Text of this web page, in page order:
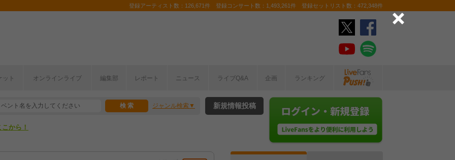
登録アーティスト数：126,671件 登録コンサート数：1,493,261件 登録セットリスト数：472,348件
ット オンラインライブ 編集部 レポート ニュース ライブQ&A 企画 ランキング
ジャンル検索
半期編発表！
から！
新規情報投稿